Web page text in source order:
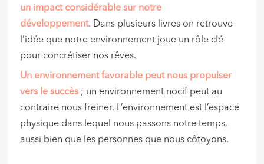
un impact considérable sur notre
développement. Dans plusieurs livres on retrouve
l’idée que notre environnement joue un rôle clé
pour concrétiser nos rêves.
Un environnement favorable peut nous propulser
vers le succès ; un environnement nocif peut au
contraire nous freiner. L’environnement est l’espace
physique dans lequel nous passons notre temps,
aussi bien que les personnes que nous côtoyons.